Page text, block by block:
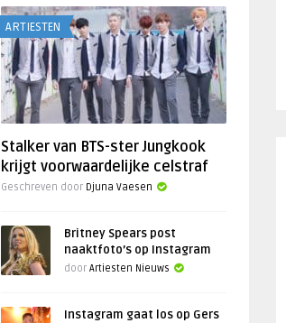
ARTIESTEN
Stalker van BTS-ster Jungkook
krijgt voorwaardelijke celstraf
Geschreven door Djuna Vaesen
Britney Spears post
naaktfoto’s op Instagram
door Artiesten Nieuws
Instagram gaat los op Gers